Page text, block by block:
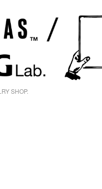
SHOP.